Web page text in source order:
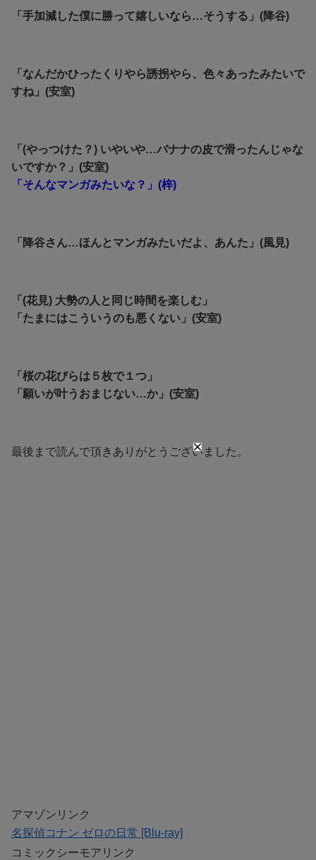
「手加減した僕に勝って嬉しいなら…そうする」(降谷)
「なんだかひったくりやら誘拐やら、色々あったみたいで
すね」(安室)
「(やっつけた？) いやいや…バナナの皮で滑ったんじゃな
いですか？」(安室)
「そんなマンガみたいな？」(梓)
「降谷さん…ほんとマンガみたいだよ、あんた」(風見)
「(花見) 大勢の人と同じ時間を楽しむ」
「たまにはこういうのも悪くない」(安室)
「桜の花びらは５枚で１つ」
「願いが叶うおまじない…か」(安室)
最後まで読んで頂きありがとうございました。
アマゾンリンク
名探偵コナン ゼロの日常 [Blu-ray]
コミックシーモアリンク